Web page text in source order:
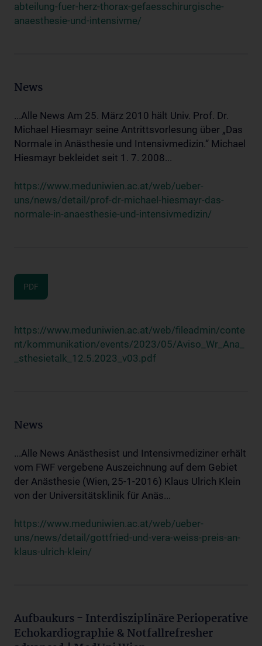
abteilung-fuer-herz-thorax-gefaesschirurgische-
anaesthesie-und-intensivme/
News
...Alle News Am 25. März 2010 hält Univ. Prof. Dr.
Michael Hiesmayr seine Antrittsvorlesung über „Das
Normale in Anästhesie und Intensivmedizin.“ Michael
Hiesmayr bekleidet seit 1. 7. 2008...
https://www.meduniwien.ac.at/web/ueber-
uns/news/detail/prof-dr-michael-hiesmayr-das-
normale-in-anaesthesie-und-intensivmedizin/
PDF
https://www.meduniwien.ac.at/web/fileadmin/conte
nt/kommunikation/events/2023/05/Aviso_Wr_Ana_
_sthesietalk_12.5.2023_v03.pdf
News
...Alle News Anästhesist und Intensivmediziner erhält
vom FWF vergebene Auszeichnung auf dem Gebiet
der Anästhesie (Wien, 25-1-2016) Klaus Ulrich Klein
von der Universitätsklinik für Anäs...
https://www.meduniwien.ac.at/web/ueber-
uns/news/detail/gottfried-und-vera-weiss-preis-an-
klaus-ulrich-klein/
Aufbaukurs - Interdisziplinäre Perioperative
Echokardiographie & Notfallrefresher